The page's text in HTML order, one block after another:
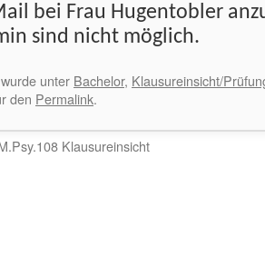
bei Frau Hugentobler
sind nicht möglich.
unter Bachelor, Klausureinsicht/
den Permalink.
Klausureinsicht